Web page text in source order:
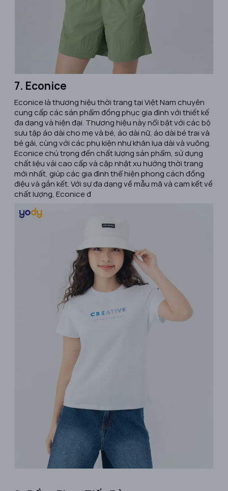
7. Econice
​Econice là thương hiệu thời trang tại Việt Nam chuyên
cung cấp các sản phẩm đồng phục gia đình với thiết kế
đa dạng và hiện đại. Thương hiệu này nổi bật với các bộ
sưu tập áo dài cho mẹ và bé, áo dài nữ, áo dài bé trai và
bé gái, cùng với các phụ kiện như khăn lụa dài và vuông.
Econice chú trọng đến chất lượng sản phẩm, sử dụng
chất liệu vải cao cấp và cập nhật xu hướng thời trang
mới nhất, giúp các gia đình thể hiện phong cách đồng
điệu và gắn kết. Với sự đa dạng về mẫu mã và cam kết về
chất lượng, Econice đ